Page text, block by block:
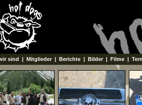
sind | Mitglieder | Berichte | Bilder | Filme |